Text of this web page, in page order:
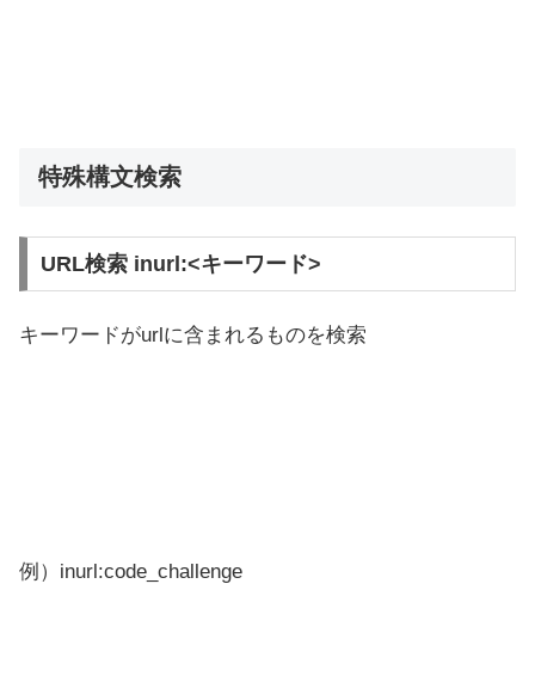
特殊構文検索
URL検索 inurl:<キーワード>
キーワードがurlに含まれるものを検索
例）inurl:code_challenge